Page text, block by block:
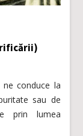
conduce la
sau de
prin lumea